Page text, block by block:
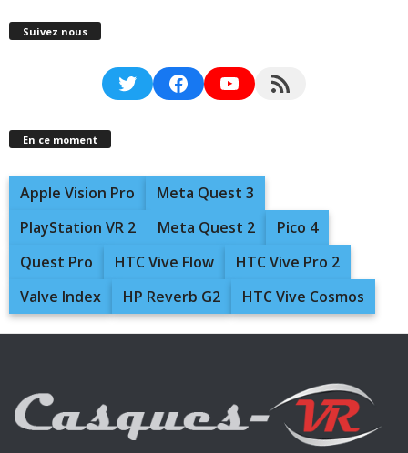
Suivez nous
TwitterFacebookYouTubeRSS Feed
En ce moment
Apple Vision Pro
Meta Quest 3
PlayStation VR 2
Meta Quest 2
Pico 4
Quest Pro
HTC Vive Flow
HTC Vive Pro 2
Valve Index
HP Reverb G2 HTC Vive Cosmos